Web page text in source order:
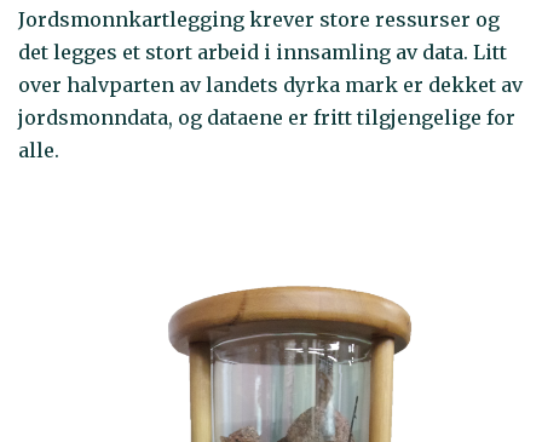
Jordsmonnkartlegging krever store ressurser og
det legges et stort arbeid i innsamling av data. Litt
over halvparten av landets dyrka mark er dekket av
jordsmonndata, og dataene er fritt tilgjengelige for
alle.